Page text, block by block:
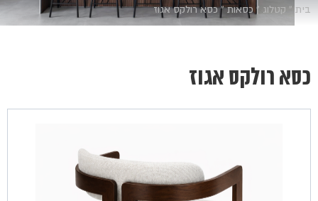
בית » קטלוג » כסאות»כסא רולקס אגוז
כסא רולקס אגוז